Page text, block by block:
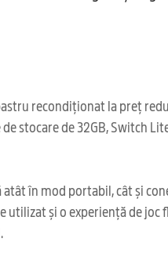
recondiționat la preț
stocare de 32GB, Switch
în mod portabil, cât și
și o experiență de